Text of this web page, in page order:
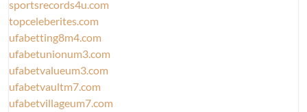
sportsrecords4u.com
topceleberites.com
ufabetting8m4.com
ufabetunionum3.com
ufabetvalueum3.com
ufabetvaultm7.com
ufabetvillageum7.com